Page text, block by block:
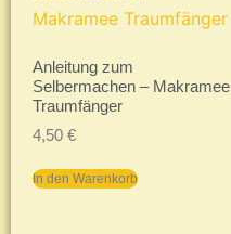
Anleitung zum
Selbermachen – Makramee
Traumfänger
4,50 €
In den Warenkorb